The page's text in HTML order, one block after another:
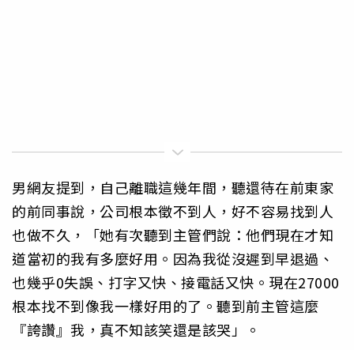
男網友提到，自己離職這幾年間，聽還待在前東家
的前同事說，公司根本徵不到人，好不容易找到人
也做不久，「她有次聽到主管們說：他們現在才知
道當初的我有多麼好用。因為我從沒遲到早退過、
也幾乎0失誤、打字又快、接電話又快。現在27000
根本找不到像我一樣好用的了。聽到前主管這麼
『誇讚』我，真不知該笑還是該哭」。